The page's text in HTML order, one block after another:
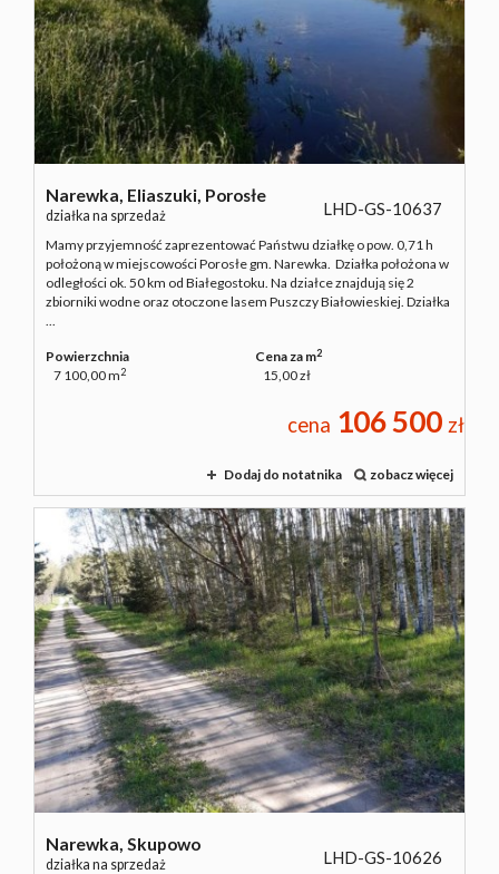
OFERTA
O NAS
Narewka, Eliaszuki, Porosłe
działka na sprzedaż LHD-GS-10637
Mamy przyjemność zaprezentować Państwu działkę o pow. 0,71 h
położoną w miejscowości Porosłe gm. Narewka. Działka położona w
odległości ok. 50 km od Białegostoku. Na działce znajdują się 2
zbiorniki wodne oraz otoczone lasem Puszczy Białowieskiej. Działka
...
Powierzchnia
7 100,00 m2
Cena za m2
15,00 zł
cena 106 500 zł
Dodaj do notatnika zobacz więcej
Narewka, Skupowo
działka na sprzedaż LHD-GS-10626